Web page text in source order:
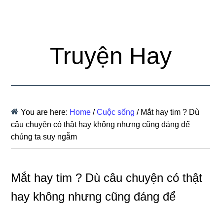
Truyện Hay
You are here: Home / Cuộc sống /Mắt hay tim ? Dù
câu chuyện có thật hay không nhưng cũng đáng để
chúng ta suy ngẫm
Mắt hay tim ? Dù câu chuyện có thật
hay không nhưng cũng đáng để